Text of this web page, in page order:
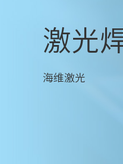
激光
海维激光